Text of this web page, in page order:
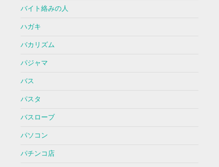
バイト絡みの人
ハガキ
バカリズム
パジャマ
バス
パスタ
バスローブ
パソコン
パチンコ店